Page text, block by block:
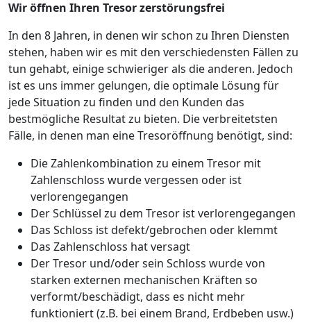
Wir öffnen Ihren Tresor zerstörungsfrei
In den 8 Jahren, in denen wir schon zu Ihren Diensten
stehen, haben wir es mit den verschiedensten Fällen zu
tun gehabt, einige schwieriger als die anderen. Jedoch
ist es uns immer gelungen, die optimale Lösung für
jede Situation zu finden und den Kunden das
bestmögliche Resultat zu bieten. Die verbreitetsten
Fälle, in denen man eine Tresoröffnung benötigt, sind:
Die Zahlenkombination zu einem Tresor mit
Zahlenschloss wurde vergessen oder ist
verlorengegangen
Der Schlüssel zu dem Tresor ist verlorengegangen
Das Schloss ist defekt/gebrochen oder klemmt
Das Zahlenschloss hat versagt
Der Tresor und/oder sein Schloss wurde von
starken externen mechanischen Kräften so
verformt/beschädigt, dass es nicht mehr
funktioniert (z.B. bei einem Brand, Erdbeben usw.)